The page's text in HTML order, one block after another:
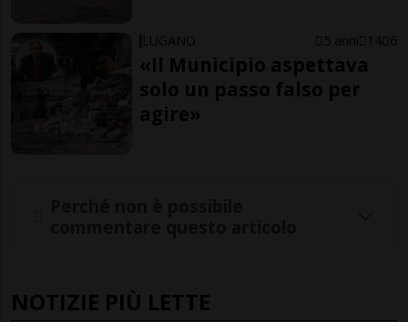
LUGANO 5 anni 14 6
«Il Municipio aspettava
solo un passo falso per
agire»
NOTIZIE PIÙ LETTE